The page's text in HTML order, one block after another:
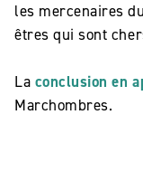
les mercenaires
êtres qui sont
La conclusion en
Marchombres.